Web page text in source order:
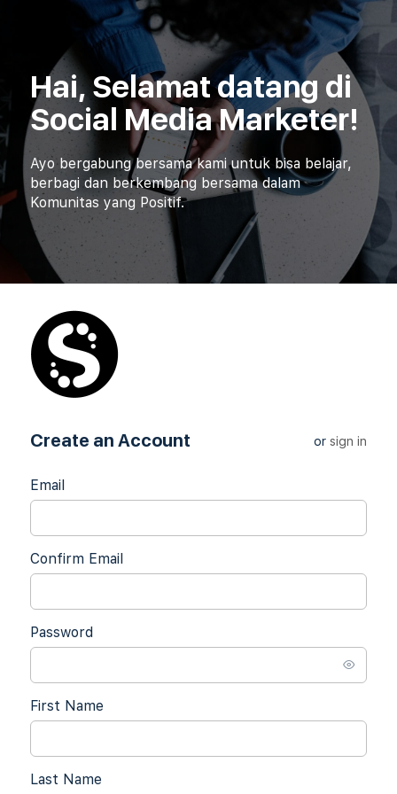
Hai, Selamat datang di
Social Media Marketer!
Ayo bergabung bersama kami untuk bisa belajar,
berbagi dan berkembang bersama dalam
Komunitas yang Positif.
Create an Account orsign in
Email
Confirm Email
Password
First Name
Last Name